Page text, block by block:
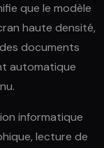
que le modèle
haute densité,
documents
automatique
informatique
lecture de